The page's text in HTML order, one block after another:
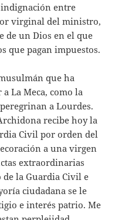
entre
virginal del ministro,
de un Dios en el que
que pagan impuestos.
que ha
La Meca, como la
a Lourdes.
recibe hoy la
Civil por orden del
a una virgen
extraordinarias
la Guardia Civil e
ciudadana se le
e interés patrio. Me